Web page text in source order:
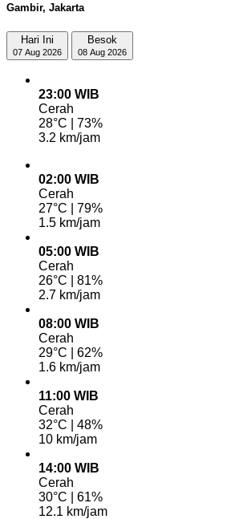
Gambir, Jakarta
Hari Ini
07 Aug 2026
Besok
08 Aug 2026
23:00 WIB
Cerah
28°C | 73%
3.2 km/jam
02:00 WIB
Cerah
27°C | 79%
1.5 km/jam
05:00 WIB
Cerah
26°C | 81%
2.7 km/jam
08:00 WIB
Cerah
29°C | 62%
1.6 km/jam
11:00 WIB
Cerah
32°C | 48%
10 km/jam
14:00 WIB
Cerah
30°C | 61%
12.1 km/jam